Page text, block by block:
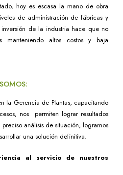
hoy es escasa la mano de obra
de administración de fábricas y
de la industria hace que no
manteniendo altos costos y baja
SOMOS:
la Gerencia de Plantas, capacitando
nos permiten lograr resultados
análisis de situación, logramos
una solución definitiva.
al servicio de nuestros